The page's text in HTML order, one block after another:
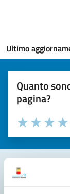
Ultimo
Quanto
pagina?
Valuta la
Seleziona il
Valuta
Valuta 2
Valuta 1 stelle